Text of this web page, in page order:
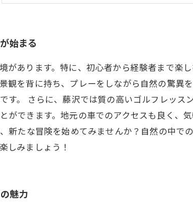
特別なゴルフ体験、藤沢での思い出を作
始まる
があります。特に、初心者から経験者まで楽
観を背に持ち、プレーをしながら自然の驚異
す。 さらに、藤沢では質の高いゴルフレッ
ができます。地元の車でのアクセスも良く、
新たな冒険を始めてみませんか？自然の中で
しみましょう！
魅力